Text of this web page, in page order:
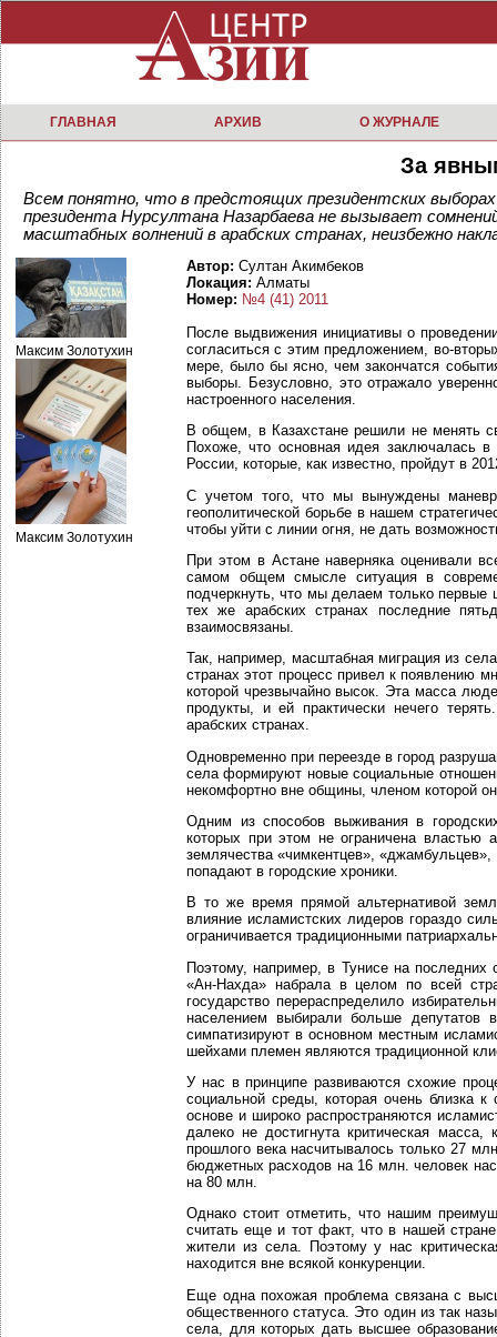
ГЛАВНАЯ АРХИВ О ЖУРНАЛЕ
За
Всем понятно, что в предстоящих президентских
президента Нурсултана Назарбаева не вызывает
масштабных волнений в арабских странах, неизбежно
Максим Золотухин
Максим Золотухин
Автор: Султан Акимбеков
Локация: Алматы
Номер: №4 (41) 2011
После выдвижения инициативы о
согласиться с этим предложением, во-
мере, было бы ясно, чем закончатся
выборы. Безусловно, это отражало
настроенного населения.
В общем, в Казахстане решили не менять
Похоже, что основная идея заключалась
России, которые, как известно, пройдут в
С учетом того, что мы вынуждены
геополитической борьбе в нашем
чтобы уйти с линии огня, не дать
При этом в Астане наверняка оценивали
самом общем смысле ситуация в
подчеркнуть, что мы делаем только первые
тех же арабских странах последние
взаимосвязаны.
Так, например, масштабная миграция из
странах этот процесс привел к появлению
которой чрезвычайно высок. Эта масса
продукты, и ей практически нечего
арабских странах.
Одновременно при переезде в город
села формируют новые социальные
некомфортно вне общины, членом которой
Одним из способов выживания в
которых при этом не ограничена властью
землячества «чимкентцев»,
попадают в городские хроники.
В то же время прямой альтернативой
влияние исламистских лидеров гораздо
ограничивается традиционными
Поэтому, например, в Тунисе на последних
«Ан-Нахда» набрала в целом по всей
государство перераспределило
населением выбирали больше депутатов
симпатизируют в основном местным
шейхами племен являются традиционной
У нас в принципе развиваются схожие
социальной среды, которая очень близка
основе и широко распространяются
далеко не достигнута критическая
прошлого века насчитывалось только 27
бюджетных расходов на 16 млн. человек
на 80 млн.
Однако стоит отметить, что нашим
считать еще и тот факт, что в нашей
жители из села. Поэтому у нас
находится вне всякой конкуренции.
Еще одна похожая проблема связана с
общественного статуса. Это один из так
села, для которых дать высшее